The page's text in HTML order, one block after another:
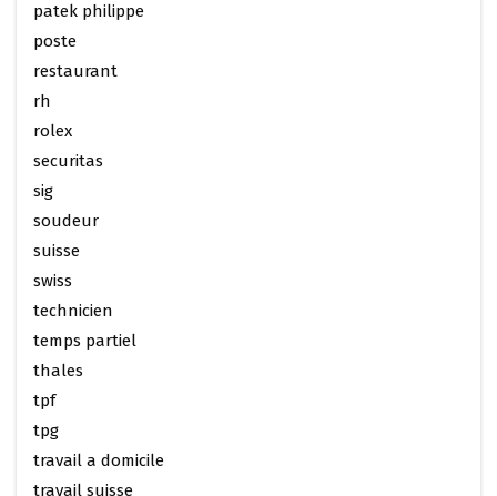
patek philippe
poste
restaurant
rh
rolex
securitas
sig
soudeur
suisse
swiss
technicien
temps partiel
thales
tpf
tpg
travail a domicile
travail suisse